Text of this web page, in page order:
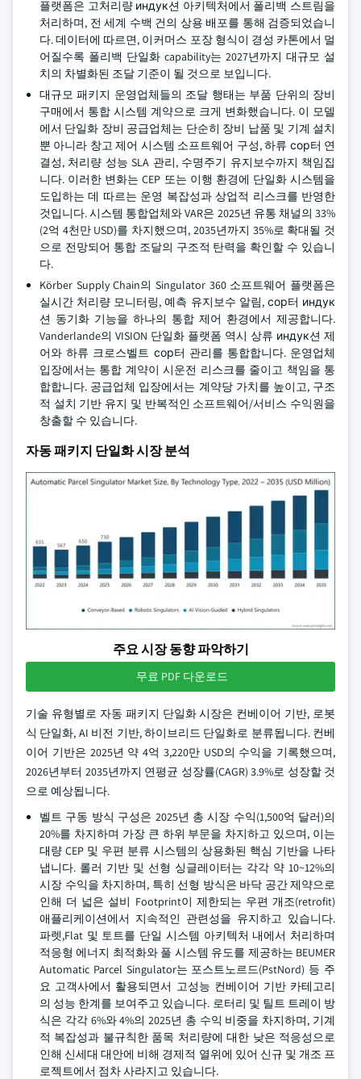
플랫폼은 고처리량 индук션 아키텍처에서 폴리백 스트림을
처리하며, 전 세계 수백 건의 상용 배포를 통해 검증되었습니
다. 데이터에 따르면, 이커머스 포장 형식이 경성 카톤에서 멀
어질수록 폴리백 단일화 capability는 2027년까지 대규모 설
치의 차별화된 조달 기준이 될 것으로 보입니다.
대규모 패키지 운영업체들의 조달 행태는 부품 단위의 장비
구매에서 통합 시스템 계약으로 크게 변화했습니다. 이 모델
에서 단일화 장비 공급업체는 단순히 장비 납품 및 기계 설치
뿐 아니라 창고 제어 시스템 소프트웨어 구성, 하류 сор터 연
결성, 처리량 성능 SLA 관리, 수명주기 유지보수까지 책임집
니다. 이러한 변화는 CEP 또는 이행 환경에 단일화 시스템을
도입하는 데 따르는 운영 복잡성과 상업적 리스크를 반영한
것입니다. 시스템 통합업체와 VAR은 2025년 유통 채널의 33%
(2억 4천만 USD)를 차지했으며, 2035년까지 35%로 확대될 것
으로 전망되어 통합 조달의 구조적 탄력을 확인할 수 있습니
다.
Körber Supply Chain의 Singulator 360 소프트웨어 플랫폼은
실시간 처리량 모니터링, 예측 유지보수 알림, сор터 индук
션 동기화 기능을 하나의 통합 제어 환경에서 제공합니다.
Vanderlande의 VISION 단일화 플랫폼 역시 상류 индук션 제
어와 하류 크로스벨트 сор터 관리를 통합합니다. 운영업체
입장에서는 통합 계약이 시운전 리스크를 줄이고 책임을 통
합합니다. 공급업체 입장에서는 계약당 가치를 높이고, 구조
적 설치 기반 유지 및 반복적인 소프트웨어/서비스 수익원을
창출할 수 있습니다.
자동 패키지 단일화 시장 분석
주요 시장 동향 파악하기
무료 PDF 다운로드
기술 유형별로 자동 패키지 단일화 시장은 컨베이어 기반, 로봇
식 단일화, AI 비전 기반, 하이브리드 단일화로 분류됩니다. 컨베
이어 기반은 2025년 약 4억 3,220만 USD의 수익을 기록했으며,
2026년부터 2035년까지 연평균 성장률(CAGR) 3.9%로 성장할 것
으로 예상됩니다.
벨트 구동 방식 구성은 2025년 총 시장 수익(1,500억 달러)의
20%를 차지하며 가장 큰 하위 부문을 차지하고 있으며, 이는
대량 CEP 및 우편 분류 시스템의 상용화된 핵심 기반을 나타
냅니다. 롤러 기반 및 선형 싱글레이터는 각각 약 10~12%의
시장 수익을 차지하며, 특히 선형 방식은 바닥 공간 제약으로
인해 더 넓은 설비 Footprint이 제한되는 우편 개조(retrofit)
애플리케이션에서 지속적인 관련성을 유지하고 있습니다.
파렛,Flat 및 토트를 단일 시스템 아키텍처 내에서 처리하며
적응형 에너지 최적화와 풀 시스템 유도를 제공하는 BEUMER
Automatic Parcel Singulator는 포스트노르드(PstNord) 등 주
요 고객사에서 활용되면서 고성능 컨베이어 기반 카테고리
의 성능 한계를 보여주고 있습니다. 로터리 및 틸트 트레이 방
식은 각각 6%와 4%의 2025년 총 수익 비중을 차지하며, 기계
적 복잡성과 불규칙한 품목 처리량에 대한 낮은 적응성으로
인해 신세대 대안에 비해 경제적 열위에 있어 신규 및 개조 프
로젝트에서 점차 사라지고 있습니다.